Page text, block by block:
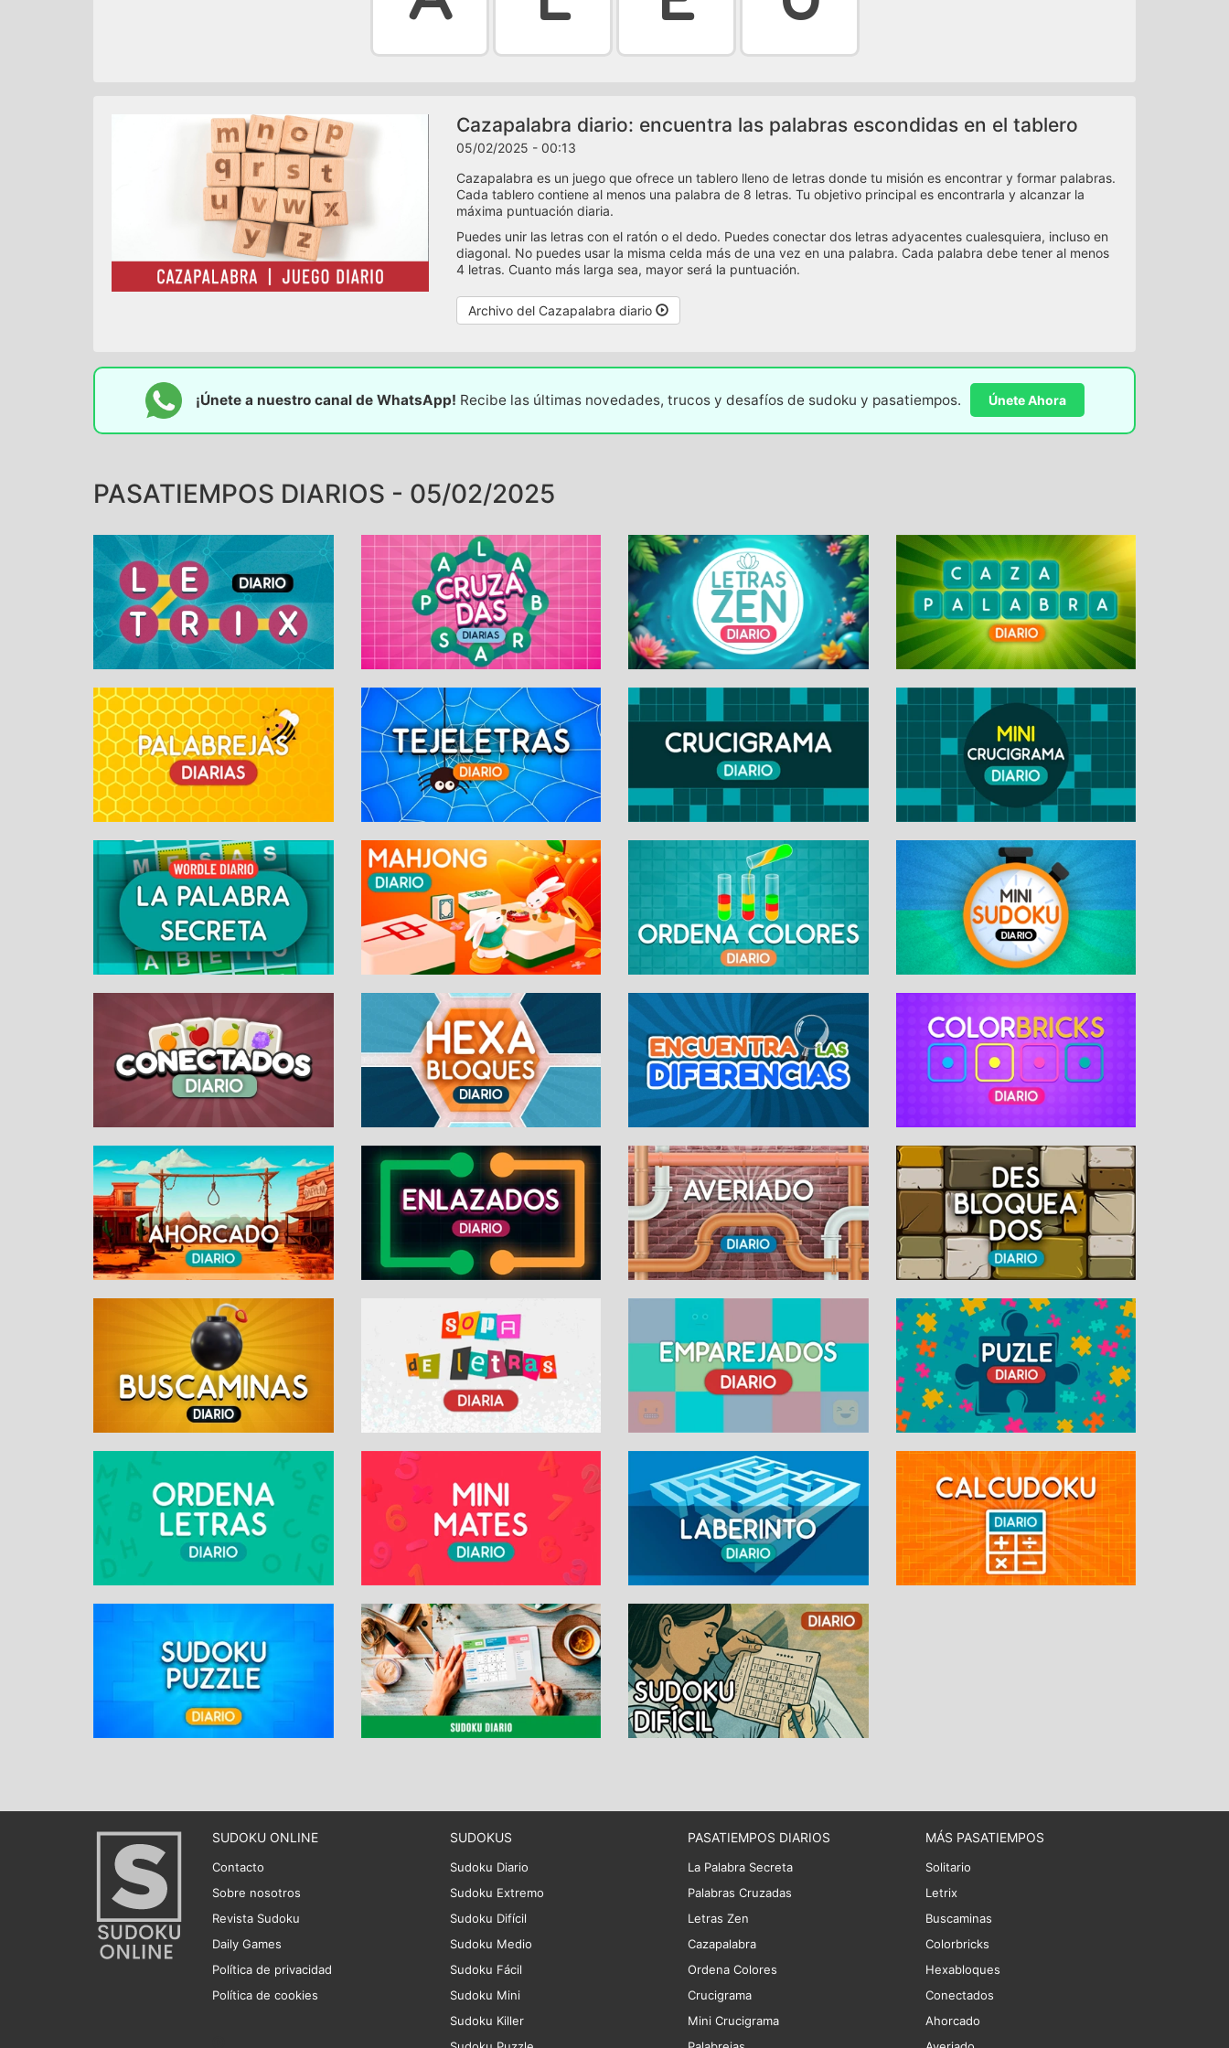
Cazapalabra diario: encuentra las palabras escondidas en el tablero
05/02/2025 - 00:13
Cazapalabra es un juego que ofrece un tablero lleno de letras donde tu misión es encontrar y formar palabras.
Cada tablero contiene al menos una palabra de 8 letras. Tu objetivo principal es encontrarla y alcanzar la
máxima puntuación diaria.
Puedes unir las letras con el ratón o el dedo. Puedes conectar dos letras adyacentes cualesquiera, incluso en
diagonal. No puedes usar la misma celda más de una vez en una palabra. Cada palabra debe tener al menos
4 letras. Cuanto más larga sea, mayor será la puntuación.
Archivo del Cazapalabra diario
¡Únete a nuestro canal de WhatsApp! Recibe las últimas novedades, trucos y desafíos de sudoku y pasatiempos. Únete Ahora
PASATIEMPOS DIARIOS - 05/02/2025
SUDOKU ONLINE
Contacto
Sobre nosotros
Revista Sudoku
Daily Games
Política de privacidad
Política de cookies
SUDOKUS
Sudoku Diario
Sudoku Extremo
Sudoku Difícil
Sudoku Medio
Sudoku Fácil
Sudoku Mini
Sudoku Killer
PASATIEMPOS DIARIOS
La Palabra Secreta
Palabras Cruzadas
Letras Zen
Cazapalabra
Ordena Colores
Crucigrama
Mini Crucigrama
MÁS PASATIEMPOS
Solitario
Letrix
Buscaminas
Colorbricks
Hexabloques
Conectados
Ahorcado